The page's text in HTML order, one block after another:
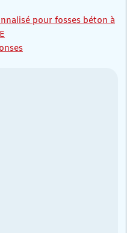
pour fosses béton à